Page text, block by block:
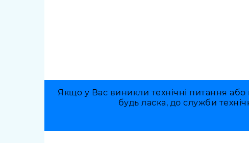
Якщо у Вас виникли технічні питання
будь ласка, до служби